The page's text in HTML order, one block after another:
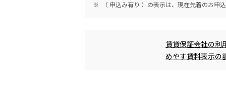
（ 申込み有り ）の表示は、現在先着のお
めやす賃料表示賃貸保証会社の利
めやす賃料表示の